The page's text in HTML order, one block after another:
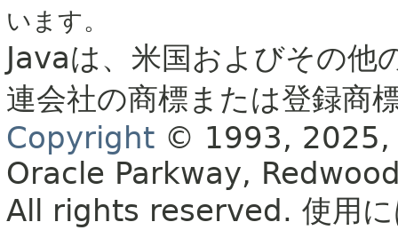
います。
Javaは、米国およびその
連会社の商標または登録商
Copyright © 1993, 2025,
Oracle Parkway,
All rights reserved. 使用